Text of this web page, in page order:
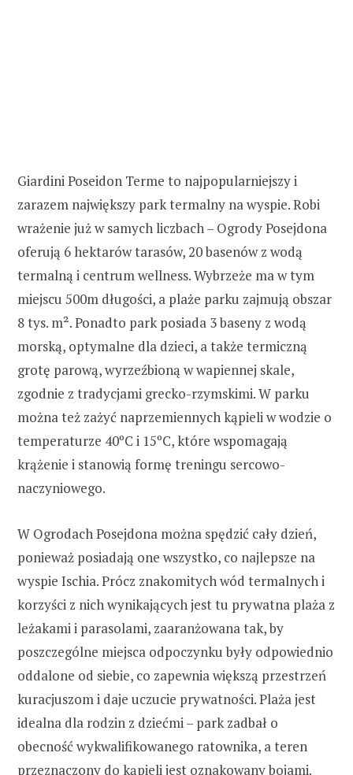
Giardini Poseidon Terme to najpopularniejszy i
zarazem największy park termalny na wyspie. Robi
wrażenie już w samych liczbach – Ogrody Posejdona
oferują 6 hektarów tarasów, 20 basenów z wodą
termalną i centrum wellness. Wybrzeże ma w tym
miejscu 500m długości, a plaże parku zajmują obszar
8 tys. m². Ponadto park posiada 3 baseny z wodą
morską, optymalne dla dzieci, a także termiczną
grotę parową, wyrzeźbioną w wapiennej skale,
zgodnie z tradycjami grecko-rzymskimi. W parku
można też zażyć naprzemiennych kąpieli w wodzie o
temperaturze 40ºC i 15ºC, które wspomagają
krążenie i stanowią formę treningu sercowo-
naczyniowego.
W Ogrodach Posejdona można spędzić cały dzień,
ponieważ posiadają one wszystko, co najlepsze na
wyspie Ischia. Prócz znakomitych wód termalnych i
korzyści z nich wynikających jest tu prywatna plaża z
leżakami i parasolami, zaaranżowana tak, by
poszczególne miejsca odpoczynku były odpowiednio
oddalone od siebie, co zapewnia większą przestrzeń
kuracjuszom i daje uczucie prywatności. Plaża jest
idealna dla rodzin z dziećmi – park zadbał o
obecność wykwalifikowanego ratownika, a teren
przeznaczony do kąpieli jest oznakowany bojami.